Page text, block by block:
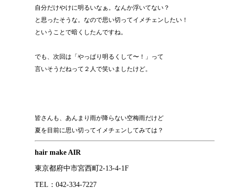
自分だけやけに明るいなぁ。なんか浮いてない？
と思ったそうな。なので思い切ってイメチェンしたい！
ということで暗くしたんですね。
でも、次回は「やっぱり明るくして〜！」って
言いそうだねって２人で笑いましたけど。
皆さんも、あんまり雨が降らない空梅雨だけど
夏を目前に思い切ってイメチェンしてみては？
hair make AIR
東京都府中市宮西町2-13-4-1F
TEL：042-334-7227